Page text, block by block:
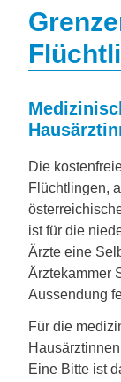
Die
Flüchtlingen,
ist für die
Ärzte eine
Ärztekammer
Aussendung
Für die
Eine Bitte ist